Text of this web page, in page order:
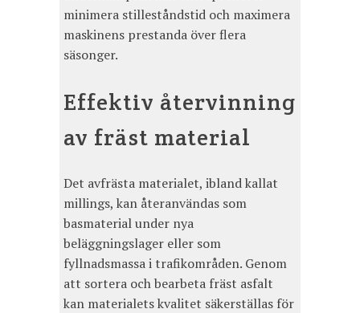
minimera stilleståndstid och maximera
maskinens prestanda över flera
säsonger.
Effektiv återvinning
av fräst material
Det avfrästa materialet, ibland kallat
millings, kan återanvändas som
basmaterial under nya
beläggningslager eller som
fyllnadsmassa i trafikområden. Genom
att sortera och bearbeta fräst asfalt
kan materialets kvalitet säkerställas för